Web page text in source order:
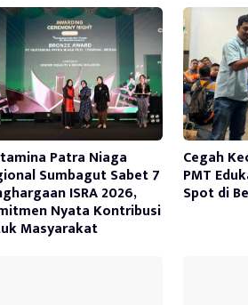
Patra Niaga
Sumbagut Sabet 7
ISRA 2026,
Nyata Kontribusi
Masyarakat
Cegah
PMT
Spot di